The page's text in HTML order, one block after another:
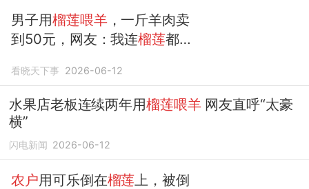
男子用榴莲喂羊，一斤羊肉卖
到50元，网友：我连榴莲都舍
看晓天下事 2026-06-12
水果店老板连续两年用榴莲喂羊网友直呼“太豪
横”
闪电新闻 2026-06-12
农户用可乐倒在榴莲 上，被倒